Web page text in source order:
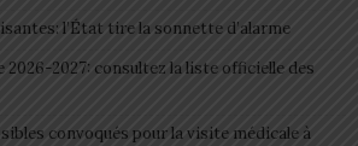
l’État tire la sonnette d’alarme
2027: consultez la liste officielle des
convoqués pour la visite médicale à